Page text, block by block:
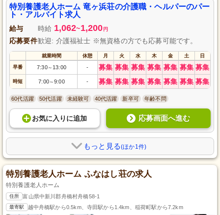
特別養護老人ホーム 竜ヶ浜荘の介護職・ヘルパーのパー
ト・アルバイト求人
給与 時給 1,062~1,200 円
応募要件歓迎: 介護福祉士 ※無資格の方でも応募可能です。
就業時間 休憩 月 火 水 木 金 土 日
早番 7:30～ 13:00 - 募集 募集 募集 募集 募集 募集 募集
時短 7:00～9:00 - 募集 募集 募集 募集 募集 募集 募集
60代活躍 50代活躍 未経験可 40代活躍 新卒可 年齢不問
お気に入り に追加 応募画面へ進む
もっと見る(ほか1件)
特別養護老人ホーム ふなはし荘の求人
特別養護老人ホーム
住所 富山県中新川郡舟橋村舟橋58-1
最寄駅 越中舟橋駅から0.5km、寺田駅から1.4km、稲荷町駅から7.2km